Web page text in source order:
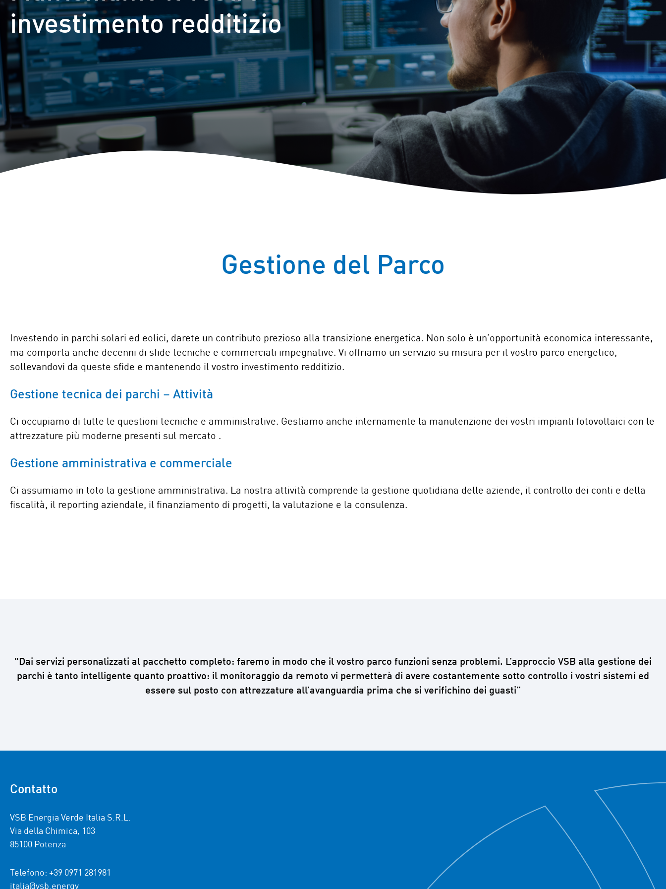
Gestione del Parco
investimento redditizio
Investendo in parchi solari ed eolici, darete un contributo prezioso alla transizione energetica. Non solo è un’opportunità economica interessante,
ma comporta anche decenni di sfide tecniche e commerciali impegnative. Vi offriamo un servizio su misura per il vostro parco energetico,
sollevandovi da queste sfide e mantenendo il vostro investimento redditizio.
Gestione tecnica dei parchi – Attività
Ci occupiamo di tutte le questioni tecniche e amministrative. Gestiamo anche internamente la manutenzione dei vostri impianti fotovoltaici con le
attrezzature più moderne presenti sul mercato .
Gestione amministrativa e commerciale
Ci assumiamo in toto la gestione amministrativa. La nostra attività comprende la gestione quotidiana delle aziende, il controllo dei conti e della
fiscalità, il reporting aziendale, il finanziamento di progetti, la valutazione e la consulenza.
"Dai servizi personalizzati al pacchetto completo: faremo in modo che il vostro parco funzioni senza problemi. L’approccio VSB alla gestione dei
parchi è tanto intelligente quanto proattivo: il monitoraggio da remoto vi permetterà di avere costantemente sotto controllo i vostri sistemi ed
essere sul posto con attrezzature all’avanguardia prima che si verifichino dei guasti”
Contatto
VSB Energia Verde Italia S.R.L.
Via della Chimica, 103
85100 Potenza
Telefono: +39 0971 281981
italia@vsb.energy